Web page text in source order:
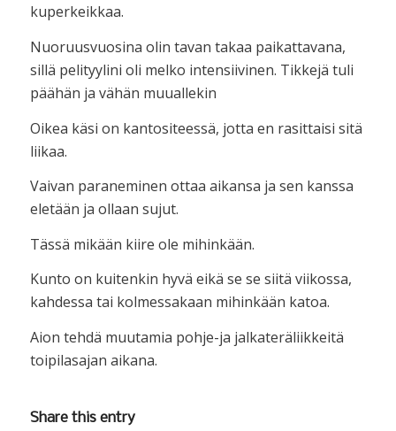
kuperkeikkaa.
Nuoruusvuosina olin tavan takaa paikattavana,
sillä pelityylini oli melko intensiivinen. Tikkejä tuli
päähän ja vähän muuallekin
Oikea käsi on kantositeessä, jotta en rasittaisi sitä
liikaa.
Vaivan paraneminen ottaa aikansa ja sen kanssa
eletään ja ollaan sujut.
Tässä mikään kiire ole mihinkään.
Kunto on kuitenkin hyvä eikä se se siitä viikossa,
kahdessa tai kolmessakaan mihinkään katoa.
Aion tehdä muutamia pohje-ja jalkateräliikkeitä
toipilasajan aikana.
Share this entry